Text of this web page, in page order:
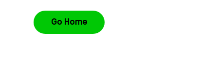
Go Home